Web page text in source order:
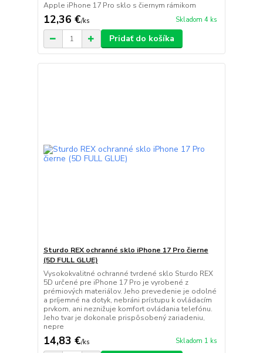
Apple iPhone 17 Pro sklo s čiernym rámikom
12,36 €/ks Skladom 4 ks
Pridať do košíka
Sturdo REX ochranné sklo iPhone 17 Pro čierne
(5D FULL GLUE)
Vysokokvalitné ochranné tvrdené sklo Sturdo REX
5D určené pre iPhone 17 Pro je vyrobené z
prémiových materiálov. Jeho prevedenie je odolné
a príjemné na dotyk, nebráni prístupu k ovládacím
prvkom, ani neznižuje komfort ovládania telefónu.
Jeho tvar je dokonale prispôsobený zariadeniu,
nepre
14,83 €/ks Skladom 1 ks